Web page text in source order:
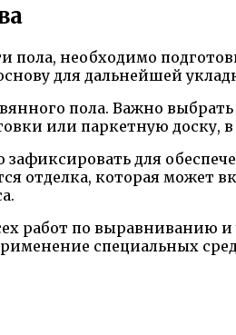
пола, необходимо
для дальнейшей
пола. Важно
или паркетную доску,
для
отделка, которая может
работ по выравниванию
специальных